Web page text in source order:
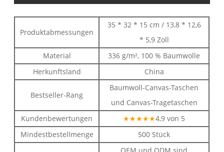
Produktabmessungen
35 * 32 * 15 cm / 13,8 * 12,6
* 5,9 Zoll
Material
336 g/m², 100 % Baumwolle
Herkunftsland
China
Bestseller-Rang
Baumwoll-Canvas-Taschen
und Canvas-Tragetaschen
Kundenbewertungen
★★★★★4,9 von 5
Mindestbestellmenge
500 Stück